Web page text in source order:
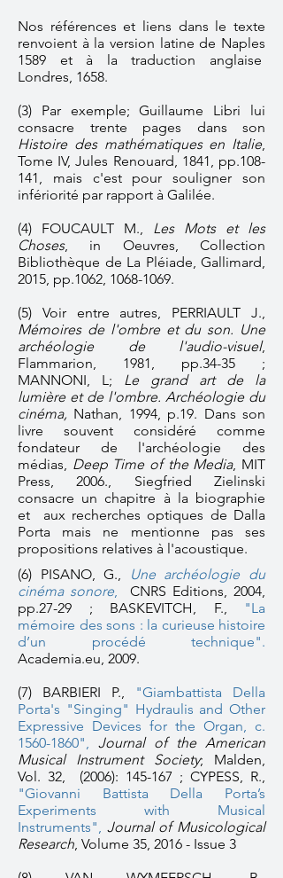
Nos références et liens dans le texte
renvoient à la version latine de Naples
1589 et à la traduction anglaise
Londres, 1658.
(3) Par exemple; Guillaume Libri lui
consacre trente pages dans son
Histoire des mathématiques en Italie,
Tome IV, Jules Renouard, 1841, pp.108-
141, mais c'est pour souligner son
infériorité par rapport à Galilée.
(4) FOUCAULT M., Les Mots et les
Choses, in Oeuvres, Collection
Bibliothèque de La Pléiade, Gallimard,
2015, pp.1062, 1068-1069.
(5) Voir entre autres, PERRIAULT J.,
Mémoires de l'ombre et du son. Une
archéologie de l'audio-visuel,
Flammarion, 1981, pp.34-35 ;
MANNONI, L; Le grand art de la
lumière et de l'ombre. Archéologie du
cinéma, Nathan, 1994, p.19. Dans son
livre souvent considéré comme
fondateur de l'archéologie des
médias, Deep Time of the Media, MIT
Press, 2006., Siegfried Zielinski
consacre un chapitre à la biographie
et aux recherches optiques de Dalla
Porta mais ne mentionne pas ses
propositions relatives à l'acoustique.
(6) PISANO, G.,
Une archéologie du
cinéma sonore, CNRS Editions, 2004,
pp.27-29 ; BASKEVITCH, F.,
"La
mémoire des sons : la curieuse histoire
d’un procédé technique".
Academia.eu, 2009.
(7) BARBIERI P.,
"Giambattista Della
Porta's "Singing" Hydraulis and Other
Expressive Devices for the Organ, c.
1560-1860", Journal of the American
Musical Instrument Society; Malden,
Vol. 32,
(2006): 145-167 ; CYPESS, R.,
"Giovanni Battista Della Porta’s
Experiments with Musical
Instruments", Journal of Musicological
Research, Volume 35, 2016 - Issue 3